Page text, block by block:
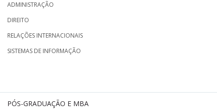
ADMINISTRAÇÃO
DIREITO
RELAÇÕES INTERNACIONAIS
SISTEMAS DE INFORMAÇÃO
PÓS-GRADUAÇÃO E MBA